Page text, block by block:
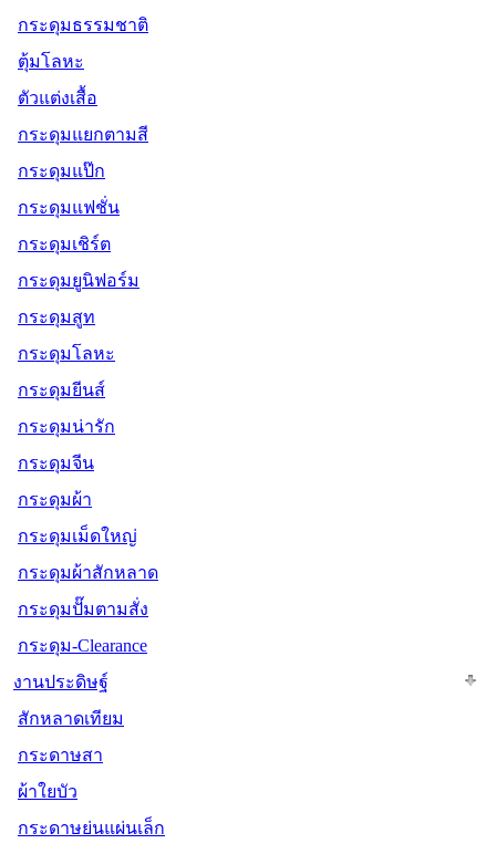
กระดุมธรรมชาติ
ตุ้มโลหะ
ตัวแต่งเสื้อ
กระดุมแยกตามสี
กระดุมแป๊ก
กระดุมแฟชั่น
กระดุมเชิร์ต
กระดุมยูนิฟอร์ม
กระดุมสูท
กระดุมโลหะ
กระดุมยีนส์
กระดุมน่ารัก
กระดุมจีน
กระดุมผ้า
กระดุมเม็ดใหญ่
กระดุมผ้าสักหลาด
กระดุมปั๊มตามสั่ง
กระดุม-Clearance
งานประดิษฐ์
สักหลาดเทียม
กระดาษสา
ผ้าใยบัว
กระดาษย่นแผ่นเล็ก